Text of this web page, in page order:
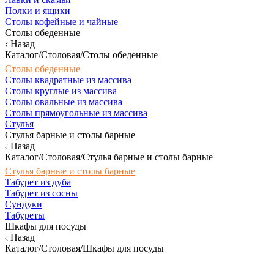
Полки и ящики
Столы кофейные и чайные
Столы обеденные
Назад
Каталог/Столовая/Столы обеденные
Столы обеденные
Столы квадратные из массива
Столы круглые из массива
Столы овальные из массива
Столы прямоугольные из массива
Стулья
Стулья барные и столы барные
Назад
Каталог/Столовая/Стулья барные и столы барные
Стулья барные и столы барные
Табурет из дуба
Табурет из сосны
Сундуки
Табуреты
Шкафы для посуды
Назад
Каталог/Столовая/Шкафы для посуды